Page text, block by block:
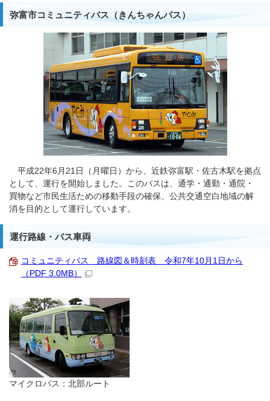
弥富市コミュニティバス（きんちゃんバス）
平成22年6月21日（月曜日）から、近鉄弥富駅・佐古木駅を拠点
として、運行を開始しました。このバスは、通学・通勤・通院・
買物など市民生活ための移動手段の確保、公共交通空白地域の解
消を目的として運行しています。
運行路線・バス車両
コミュニティバス 路線図＆時刻表 令和7年10月1日から
（PDF 3.0MB）
マイクロバス：北部ルート